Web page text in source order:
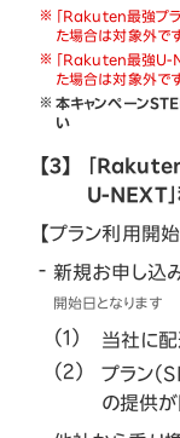
「Rakuten最強プ
た場合は対象外で
「Rakuten最強U-
た場合は対象外で
本キャンペーン
い
【3】
「
U-NEXT
【プラン利用開始
新規お申し込
開始日となります
当社に
プラン（
の提供